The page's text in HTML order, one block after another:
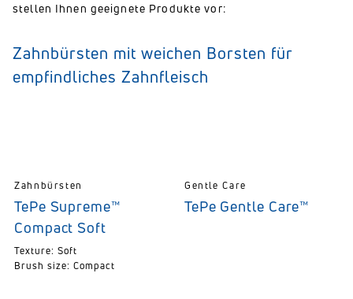
stellen Ihnen geeignete Produkte vor:
Zahnbürsten mit weichen Borsten für
empfindliches Zahnfleisch
Zahnbürsten
TePe Supreme™
Compact Soft
Texture: Soft
Brush size: Compact
Gentle Care
TePe Gentle Care™